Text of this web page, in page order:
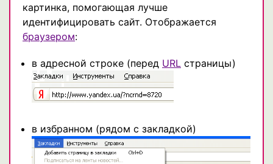
картинка, помогающая лучше
идентифицировать сайт. Отображается
браузером:
в адресной строке (перед URL страницы)
в избранном (рядом с закладкой)